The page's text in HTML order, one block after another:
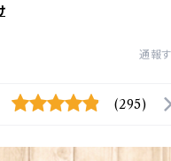
通報
(295)